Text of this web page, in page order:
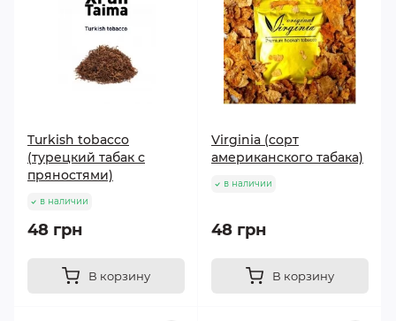
Turkish tobacco
(турецкий табак с
пряностями)
в наличии
48 грн
В корзину
Virginia (сорт
американского табака)
в наличии
48 грн
В корзину